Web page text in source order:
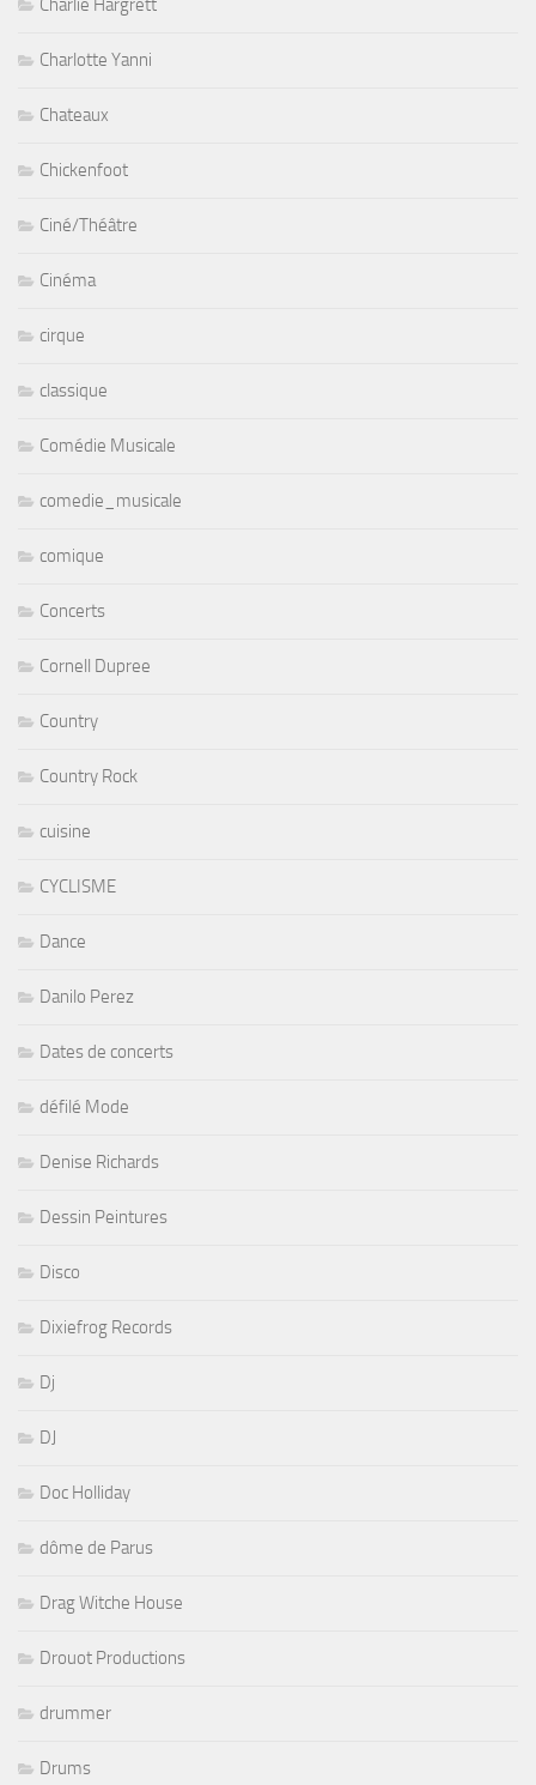
Charlie Hargrett
Charlotte Yanni
Chateaux
Chickenfoot
Ciné/Théâtre
Cinéma
cirque
classique
Comédie Musicale
comedie_musicale
comique
Concerts
Cornell Dupree
Country
Country Rock
cuisine
CYCLISME
Dance
Danilo Perez
Dates de concerts
défilé Mode
Denise Richards
Dessin Peintures
Disco
Dixiefrog Records
Dj
DJ
Doc Holliday
dôme de Parus
Drag Witche House
Drouot Productions
drummer
Drums